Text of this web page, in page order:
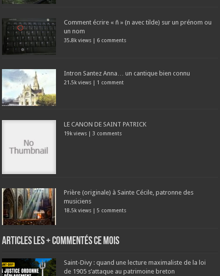
Comment écrire « ñ » (n avec tilde) sur un prénom ou
un nom
35.8k views | 6 comments
Intron Santez Anna… un cantique bien connu
21.5k views | 1 comment
LE CANON DE SAINT PATRICK
19k views | 3 comments
Prière (originale) à Sainte Cécile, patronne des
musiciens
18.5k views |5 comments
Articles les + commentés ce mois
Saint-Divy : quand une lecture maximaliste de la loi
de 1905 s’attaque au patrimoine breton